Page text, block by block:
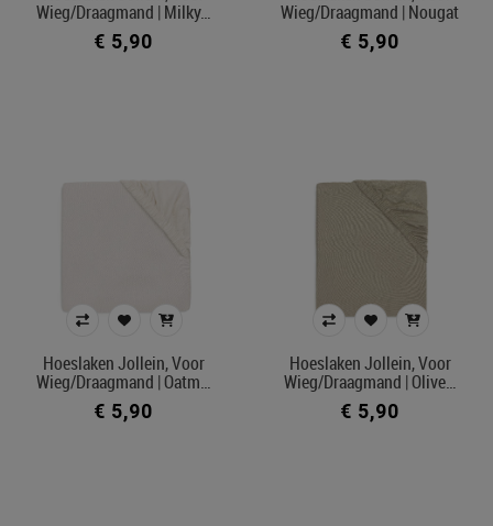
Wieg/draagmand | Milky…
€ 5,90
Wieg/draagmand | Nougat
€ 5,90
Hoeslaken Jollein, Voor
Wieg/draagmand | Oatm…
€ 5,90
Hoeslaken Jollein, Voor
Wieg/draagmand | Olive…
€ 5,90